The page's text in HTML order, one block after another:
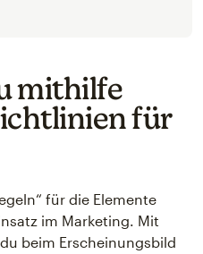
mithilfe
für
für die Elemente
im Marketing. Mit
beim Erscheinungsbild